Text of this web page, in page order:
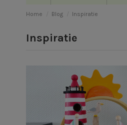
Home Blog Inspiratie
Inspiratie